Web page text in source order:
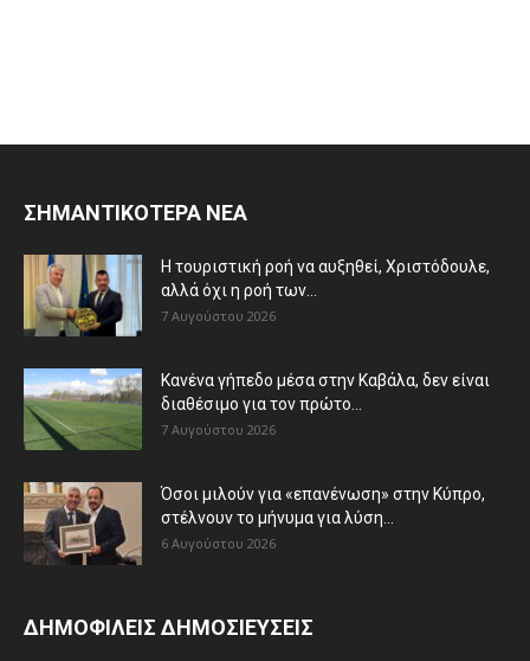
ΣΗΜΑΝΤΙΚΟΤΕΡΑ ΝΕΑ
Η τουριστική ροή να αυξηθεί, Χριστόδουλε,
αλλά όχι η ροή των...
7 Αυγούστου 2026
Κανένα γήπεδο μέσα στην Καβάλα, δεν είναι
διαθέσιμο για τον πρώτο...
7 Αυγούστου 2026
Όσοι μιλούν για «επανένωση» στην Κύπρο,
στέλνουν το μήνυμα για λύση...
6 Αυγούστου 2026
ΔΗΜΟΦΙΛΕΙΣ ΔΗΜΟΣΙΕΥΣΕΙΣ